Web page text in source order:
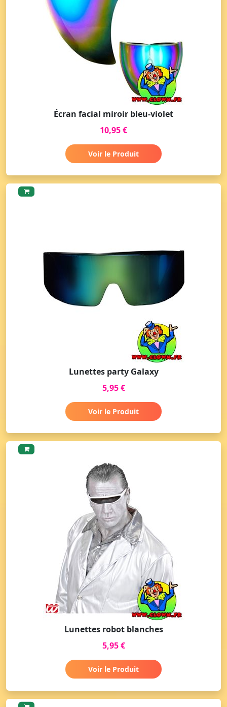
Écran facial miroir bleu-violet
10,95 €
Voir le Produit
Lunettes party Galaxy
5,95 €
Voir le Produit
Lunettes robot blanches
5,95 €
Voir le Produit